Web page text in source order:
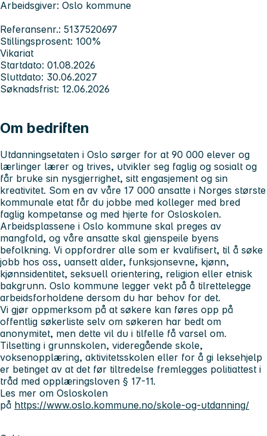
Arbeidsgiver: Oslo kommune
Referansenr.: 5137520697
Stillingsprosent: 100%
Vikariat
Startdato: 01.08.2026
Sluttdato: 30.06.2027
Søknadsfrist: 12.06.2026
Om bedriften
Utdanningsetaten i Oslo sørger for at 90 000 elever og
lærlinger lærer og trives, utvikler seg faglig og sosialt og
får bruke sin nysgjerrighet, sitt engasjement og sin
kreativitet. Som en av våre 17 000 ansatte i Norges største
kommunale etat får du jobbe med kolleger med bred
faglig kompetanse og med hjerte for Osloskolen.
Arbeidsplassene i Oslo kommune skal preges av
mangfold, og våre ansatte skal gjenspeile byens
befolkning. Vi oppfordrer alle som er kvalifisert, til å søke
jobb hos oss, uansett alder, funksjonsevne, kjønn,
kjønnsidentitet, seksuell orientering, religion eller etnisk
bakgrunn. Oslo kommune legger vekt på å tilrettelegge
arbeidsforholdene dersom du har behov for det.
Vi gjør oppmerksom på at søkere kan føres opp på
offentlig søkerliste selv om søkeren har bedt om
anonymitet, men dette vil du i tilfelle få varsel om.
Tilsetting i grunnskolen, videregående skole,
voksenopplæring, aktivitetsskolen eller for å gi leksehjelp
er betinget av at det før tiltredelse fremlegges politiattest i
tråd med opplæringsloven § 17-11.
Les mer om Osloskolen
på https://www.oslo.kommune.no/skole-og-utdanning/